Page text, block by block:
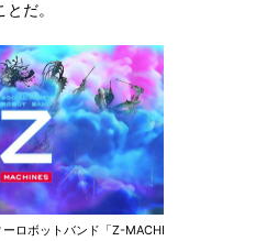
だ。
ロボットバンド「Z-MACHI